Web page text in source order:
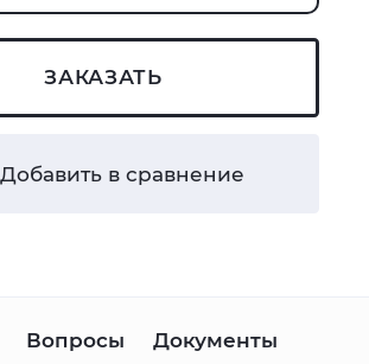
ЗАКАЗАТЬ
Добавить в сравнение
Вопросы Документы